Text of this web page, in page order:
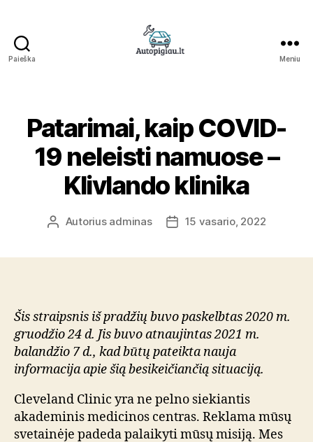
Paieška Meniu
Patarimai, kaip COVID-
19 neleisti namuose –
Klivlando klinika
ĮrašoAutorius adminas
Įrašo15 vasario, 2022
Šis straipsnis iš pradžių buvo paskelbtas 2020 m.
gruodžio 24 d. Jis buvo atnaujintas 2021 m.
balandžio 7 d., kad būtų pateikta nauja
informacija apie šią besikeičiančią situaciją.
Cleveland Clinic yra ne pelno siekiantis
akademinis medicinos centras. Reklama mūsų
svetainėje padeda palaikyti mūsų misiją. Mes